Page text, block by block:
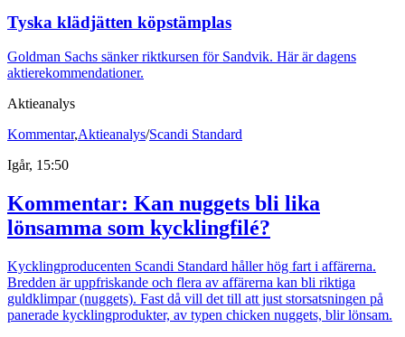
Tyska klädjätten köpstämplas
Goldman Sachs sänker riktkursen för Sandvik. Här är dagens
aktierekommendationer.
Aktieanalys
Kommentar,Aktieanalys/Scandi Standard
Igår, 15:50
Kommentar: Kan nuggets bli lika
lönsamma som kycklingfilé?
Kycklingproducenten Scandi Standard håller hög fart i affärerna.
Bredden är uppfriskande och flera av affärerna kan bli riktiga
guldklimpar (nuggets). Fast då vill det till att just storsatsningen på
panerade kycklingprodukter, av typen chicken nuggets, blir lönsam.